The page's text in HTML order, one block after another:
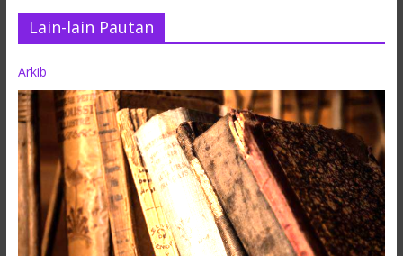
Lain-lain Pautan
Arkib